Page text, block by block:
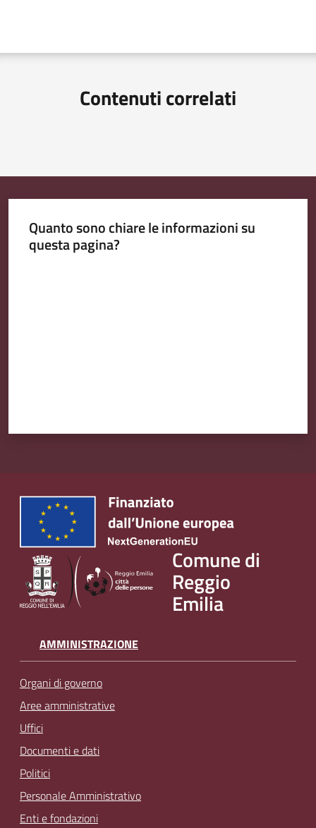
Contenuti correlati
Quanto sono chiare le informazioni su
questa pagina?
Comune di
Reggio
Emilia
AMMINISTRAZIONE
Organi di governo
Aree amministrative
Uffici
Documenti e dati
Politici
Personale Amministrativo
Enti e fondazioni